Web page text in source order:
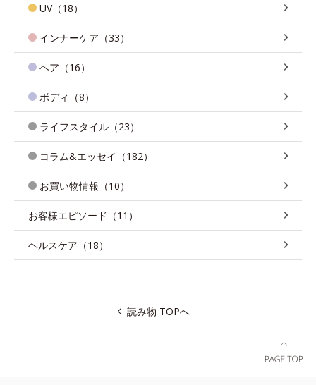
UV（18）
インナーケア（33）
ヘア（16）
ボディ（8）
ライフスタイル（23）
コラム&エッセイ（182）
お買い物情報（10）
お客様エピソード（11）
ヘルスケア（18）
読み物 TOPへ